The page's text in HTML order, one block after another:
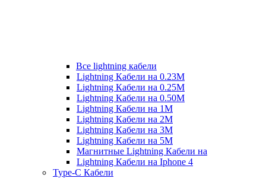
Все lightning кабели
Lightning Кабели на 0.23М
Lightning Кабели на 0.25М
Lightning Кабели на 0.50М
Lightning Кабели на 1М
Lightning Кабели на 2М
Lightning Кабели на 3М
Lightning Кабели на 5М
Магнитные Lightning Кабели на
Lightning Кабели на Iphone 4
Type-C Кабели